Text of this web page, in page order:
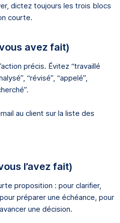
dictez toujours les trois blocs
courte.
avez fait)
précis. Évitez “travaillé
“révisé”, “appelé”,
au client sur la liste des
l’avez fait)
proposition : pour clarifier,
préparer une échéance, pour
une décision.